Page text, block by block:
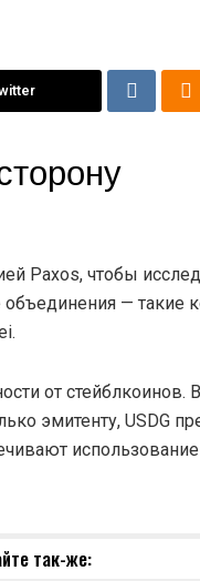
Paxos, чтобы
— такие
от стейблкоинов.
эмитенту, USDG
так-же: